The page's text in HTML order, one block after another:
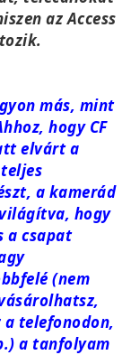
az Access
más, mint
hogy CF
elvárt a
a kamerád
hogy
a csapat
(nem
telefonodon,
a tanfolyam